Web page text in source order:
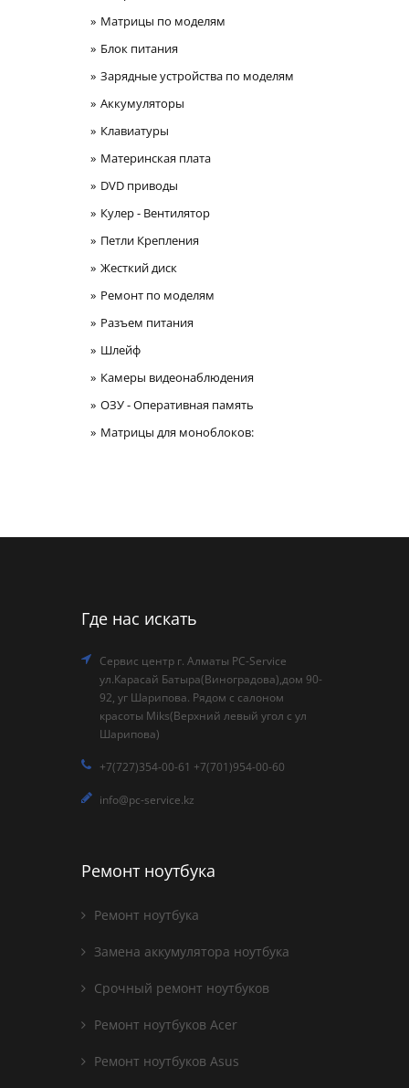
Матрицы по моделям
Блок питания
Зарядные устройства по моделям
Аккумуляторы
Клавиатуры
Материнская плата
DVD приводы
Кулер - Вентилятор
Петли Крепления
Жесткий диск
Ремонт по моделям
Разъем питания
Шлейф
Камеры видеонаблюдения
ОЗУ - Оперативная память
Матрицы для моноблоков:
Где нас искать
Сервис центр г. Алматы PC-Service
ул.Карасай Батыра(Виноградова),дом 90-
92, уг Шарипова. Рядом с салоном
красоты Miks(Верхний левый угол с ул
Шарипова)
+7(727)354-00-61 +7(701)954-00-60
info@pc-service.kz
Ремонт ноутбука
Ремонт ноутбука
Замена аккумулятора ноутбука
Срочный ремонт ноутбуков
Ремонт ноутбуков Acer
Ремонт ноутбуков Asus